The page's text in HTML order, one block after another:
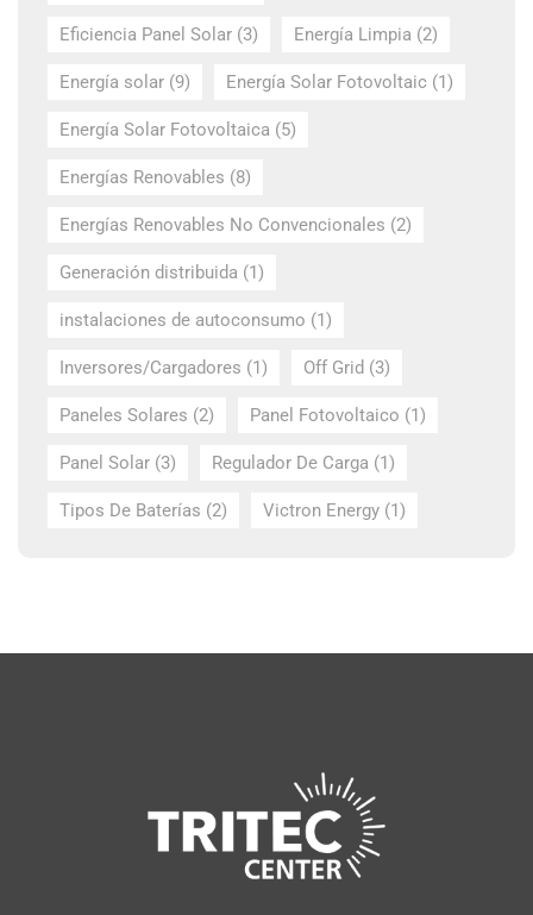
Eficiencia Panel Solar (3) Energía Limpia (2)
Energía solar (9) Energía Solar Fotovoltaic (1)
Energía Solar Fotovoltaica (5)
Energías Renovables (8)
Energías Renovables No Convencionales (2)
Generación distribuida (1)
instalaciones de autoconsumo (1)
Inversores/Cargadores (1) Off Grid (3)
Paneles Solares (2) Panel Fotovoltaico (1)
Panel Solar (3) Regulador De Carga (1)
Tipos De Baterías (2) Victron Energy (1)